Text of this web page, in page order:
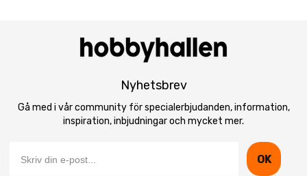
Nyhetsbrev
Gå med i vår community för specialerbjudanden, information,
inspiration, inbjudningar och mycket mer.
OK